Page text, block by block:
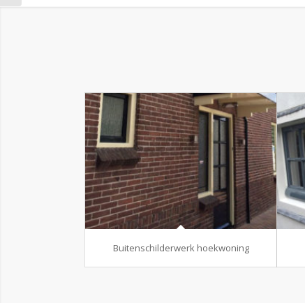
Buitenschilderwerk hoekwoning